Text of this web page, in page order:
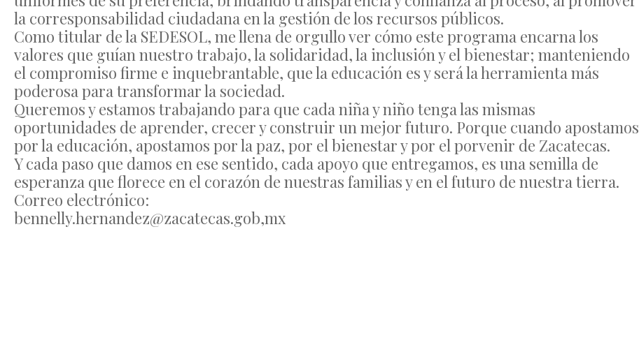
la corresponsabilidad ciudadana en la gestión de los recursos públicos.
Como titular de la SEDESOL, me llena de orgullo ver cómo este programa encarna los
valores que guían nuestro trabajo, la solidaridad, la inclusión y el bienestar; manteniendo
el compromiso firme e inquebrantable, que la educación es y será la herramienta más
poderosa para transformar la sociedad.
Queremos y estamos trabajando para que cada niña y niño tenga las mismas
oportunidades de aprender, crecer y construir un mejor futuro. Porque cuando apostamos
por la educación, apostamos por la paz, por el bienestar y por el porvenir de Zacatecas.
Y cada paso que damos en ese sentido, cada apoyo que entregamos, es una semilla de
esperanza que florece en el corazón de nuestras familias y en el futuro de nuestra tierra.
Correo electrónico:
bennelly.hernandez@zacatecas.gob,mx